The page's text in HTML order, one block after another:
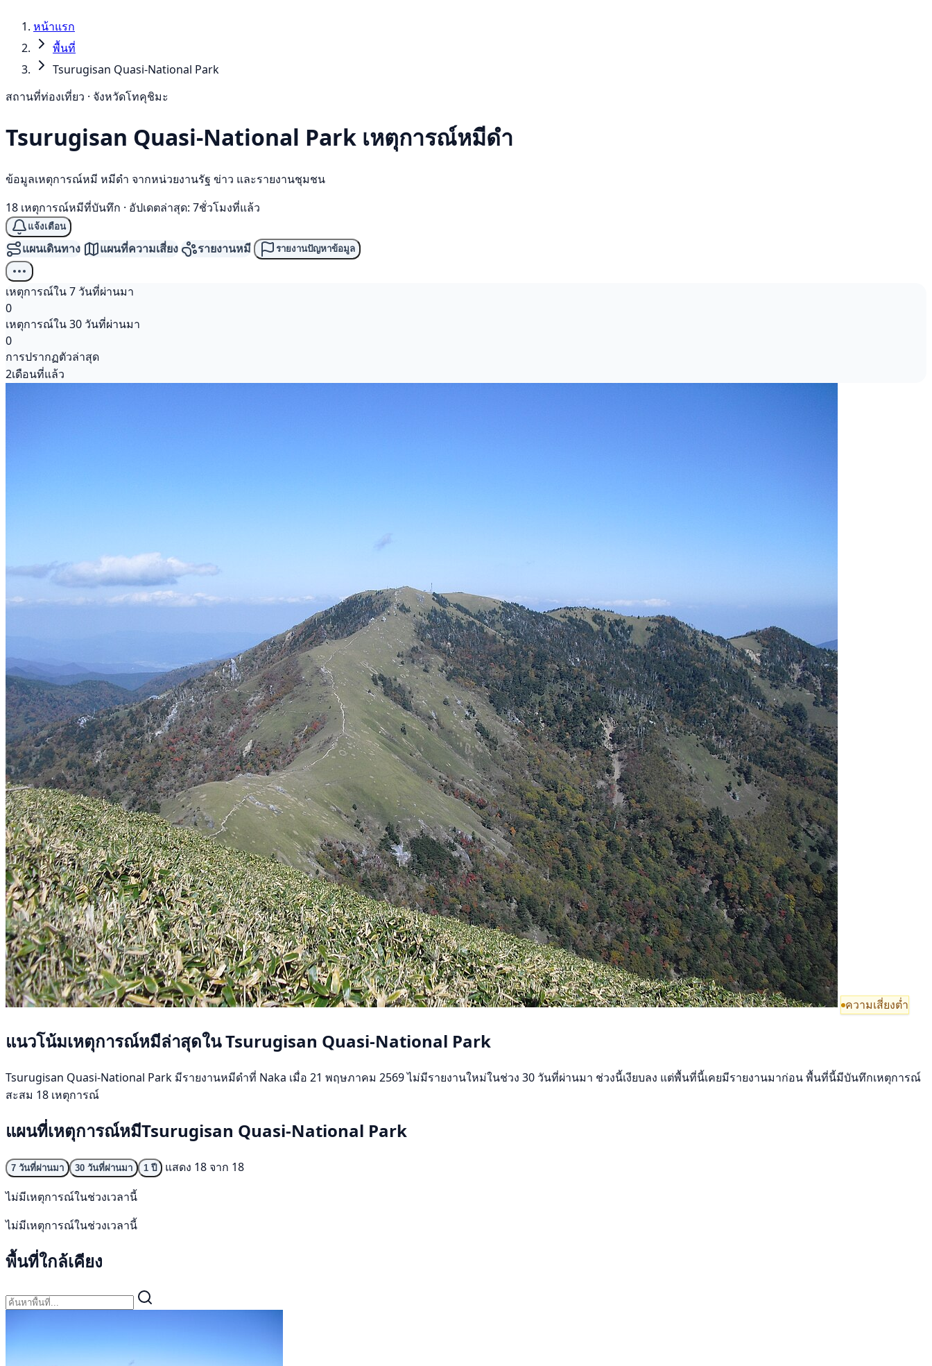
หน้าแรก
พื้นที่
Tsurugisan Quasi-National Park
สถานที่ท่องเที่ยว · จังหวัดโทคุชิมะ
Tsurugisan Quasi-National Park เหตุการณ์หมีดำ
ข้อมูลเหตุการณ์หมี หมีดำ จากหน่วยงานรัฐ ข่าว และรายงานชุมชน
18 เหตุการณ์หมีที่บันทึก · อัปเดตล่าสุด: 7ชั่วโมงที่แล้ว
แจ้งเตือน
แผนเดินทาง แผนที่ความเสี่ยง รายงานหมี รายงานปัญหาข้อมูล
เหตุการณ์ใน 7 วันที่ผ่านมา
0
เหตุการณ์ใน 30 วันที่ผ่านมา
0
การปรากฏตัวล่าสุด
2เดือนที่แล้ว
ความเสี่ยงต่ำ
แนวโน้มเหตุการณ์หมีล่าสุดใน Tsurugisan Quasi-National Park
Tsurugisan Quasi-National Park มีรายงานหมีดำที่ Naka เมื่อ 21 พฤษภาคม 2569 ไม่มีรายงานใหม่ในช่วง 30 วันที่ผ่านมา ช่วงนี้เงียบลง แต่พื้นที่นี้เคยมีรายงานมาก่อน พื้นที่นี้มีบันทึกเหตุการณ์
สะสม 18 เหตุการณ์
แผนที่เหตุการณ์หมีTsurugisan Quasi-National Park
7 วันที่ผ่านมา 30 วันที่ผ่านมา 1 ปี
แสดง 18 จาก 18
ไม่มีเหตุการณ์ในช่วงเวลานี้
ไม่มีเหตุการณ์ในช่วงเวลานี้
พื้นที่ใกล้เคียง